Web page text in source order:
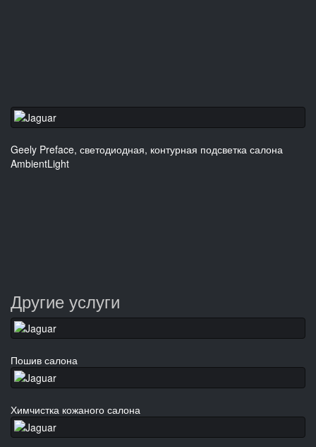
Geely Preface, светодиодная, контурная подсветка салона
AmbientLight
Другие услуги
Пошив салона
Химчистка кожаного салона